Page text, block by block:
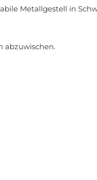
Metallgestell in
abzuwischen.